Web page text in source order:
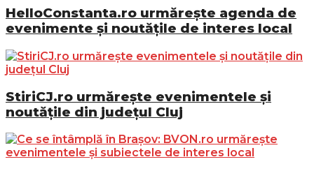
HelloConstanta.ro urmărește agenda de
evenimente și noutățile de interes local
StiriCJ.ro urmărește evenimentele și
noutățile din județul Cluj